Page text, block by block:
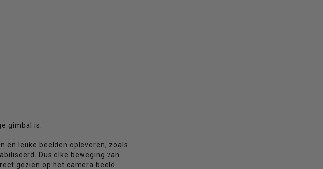
gimbal is.
en leuke beelden opleveren, zoals
Dus elke beweging van
gezien op het camera beeld.